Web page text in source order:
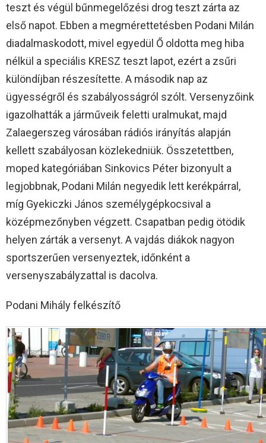
teszt és végül bűnmegelőzési drog teszt zárta az
első napot. Ebben a megmérettetésben Podani Milán
diadalmaskodott, mivel egyedül Ő oldotta meg hiba
nélkül a speciális KRESZ teszt lapot, ezért a zsűri
különdíjban részesítette. A második nap az
ügyességről és szabályosságról szólt. Versenyzőink
igazolhatták a járműveik feletti uralmukat, majd
Zalaegerszeg városában rádiós irányítás alapján
kellett szabályosan közlekedniük. Összetettben,
moped kategóriában Sinkovics Péter bizonyult a
legjobbnak, Podani Milán negyedik lett kerékpárral,
míg Gyekiczki János személygépkocsival a
középmezőnyben végzett. Csapatban pedig ötödik
helyen zárták a versenyt. A vajdás diákok nagyon
sportszerűen versenyeztek, időnként a
versenyszabályzattal is dacolva.
Podani Mihály felkészítő